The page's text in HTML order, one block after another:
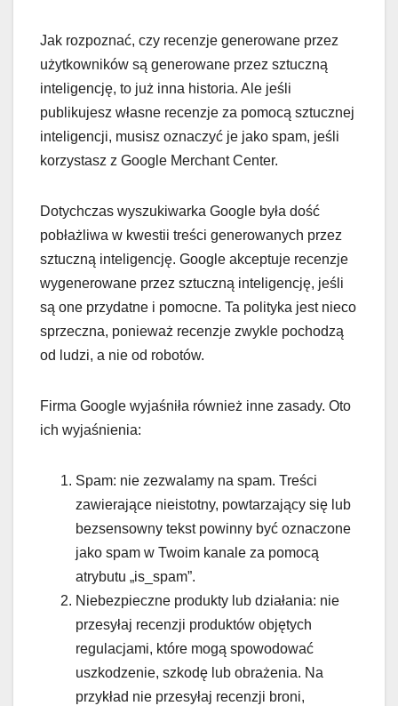
Jak rozpoznać, czy recenzje generowane przez
użytkowników są generowane przez sztuczną
inteligencję, to już inna historia. Ale jeśli
publikujesz własne recenzje za pomocą sztucznej
inteligencji, musisz oznaczyć je jako spam, jeśli
korzystasz z Google Merchant Center.
Dotychczas wyszukiwarka Google była dość
pobłażliwa w kwestii treści generowanych przez
sztuczną inteligencję. Google akceptuje recenzje
wygenerowane przez sztuczną inteligencję, jeśli
są one przydatne i pomocne. Ta polityka jest nieco
sprzeczna, ponieważ recenzje zwykle pochodzą
od ludzi, a nie od robotów.
Firma Google wyjaśniła również inne zasady. Oto
ich wyjaśnienia:
Spam: nie zezwalamy na spam. Treści
zawierające nieistotny, powtarzający się lub
bezsensowny tekst powinny być oznaczone
jako spam w Twoim kanale za pomocą
atrybutu „is_spam”.
Niebezpieczne produkty lub działania: nie
przesyłaj recenzji produktów objętych
regulacjami, które mogą spowodować
uszkodzenie, szkodę lub obrażenia. Na
przykład nie przesyłaj recenzji broni,